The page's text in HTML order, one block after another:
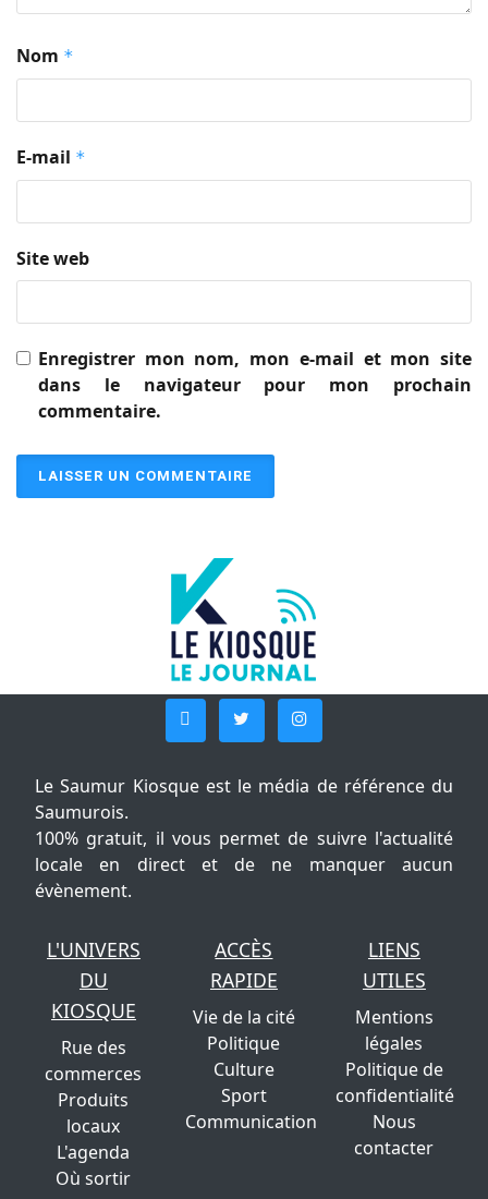
Nom *
E-mail *
Site web
Enregistrer mon nom, mon e-mail et mon site
dans le navigateur pour mon prochain
commentaire.
Le Saumur Kiosque est le média de référence du
Saumurois.
100% gratuit, il vous permet de suivre l'actualité
locale en direct et de ne manquer aucun
évènement.
L'UNIVERS
DU
KIOSQUE
Rue des
commerces
Produits
locaux
L'agenda
Où sortir
ACCÈS
RAPIDE
Vie de la cité
Politique
Culture
Sport
Communication
LIENS
UTILES
Mentions
légales
Politique de
confidentialité
Nous
contacter